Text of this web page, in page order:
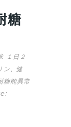
糖
１日２
ン
健
糖能異常